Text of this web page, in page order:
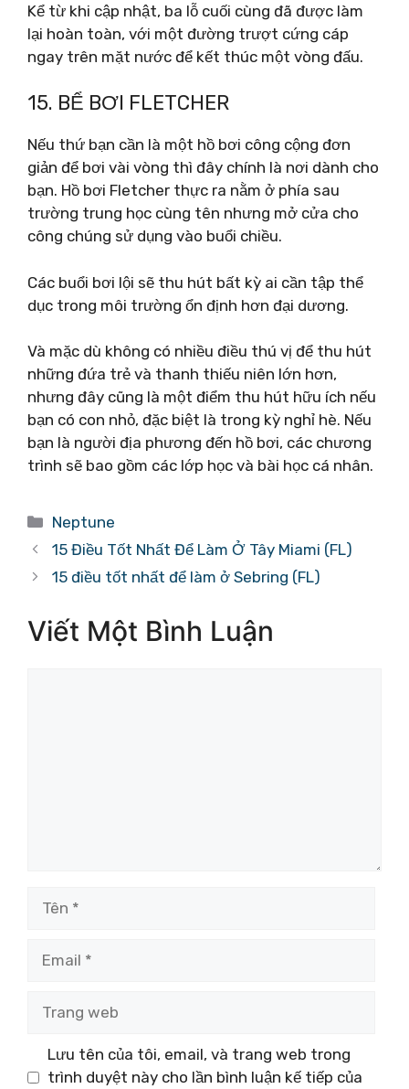
Kể từ khi cập nhật, ba lỗ cuối cùng đã được làm
lại hoàn toàn, với một đường trượt cứng cáp
ngay trên mặt nước để kết thúc một vòng đấu.
15. BỂ BƠI FLETCHER
Nếu thứ bạn cần là một hồ bơi công cộng đơn
giản để bơi vài vòng thì đây chính là nơi dành cho
bạn. Hồ bơi Fletcher thực ra nằm ở phía sau
trường trung học cùng tên nhưng mở cửa cho
công chúng sử dụng vào buổi chiều.
Các buổi bơi lội sẽ thu hút bất kỳ ai cần tập thể
dục trong môi trường ổn định hơn đại dương.
Và mặc dù không có nhiều điều thú vị để thu hút
những đứa trẻ và thanh thiếu niên lớn hơn,
nhưng đây cũng là một điểm thu hút hữu ích nếu
bạn có con nhỏ, đặc biệt là trong kỳ nghỉ hè. Nếu
bạn là người địa phương đến hồ bơi, các chương
trình sẽ bao gồm các lớp học và bài học cá nhân.
Danh
mục
Neptune
15 Điều Tốt Nhất Để Làm Ở Tây Miami (FL)
15 điều tốt nhất để làm ở Sebring (FL)
Viết Một Bình Luận
web
Lưu tên của tôi, email, và trang web trong
trình duyệt này cho lần bình luận kế tiếp của